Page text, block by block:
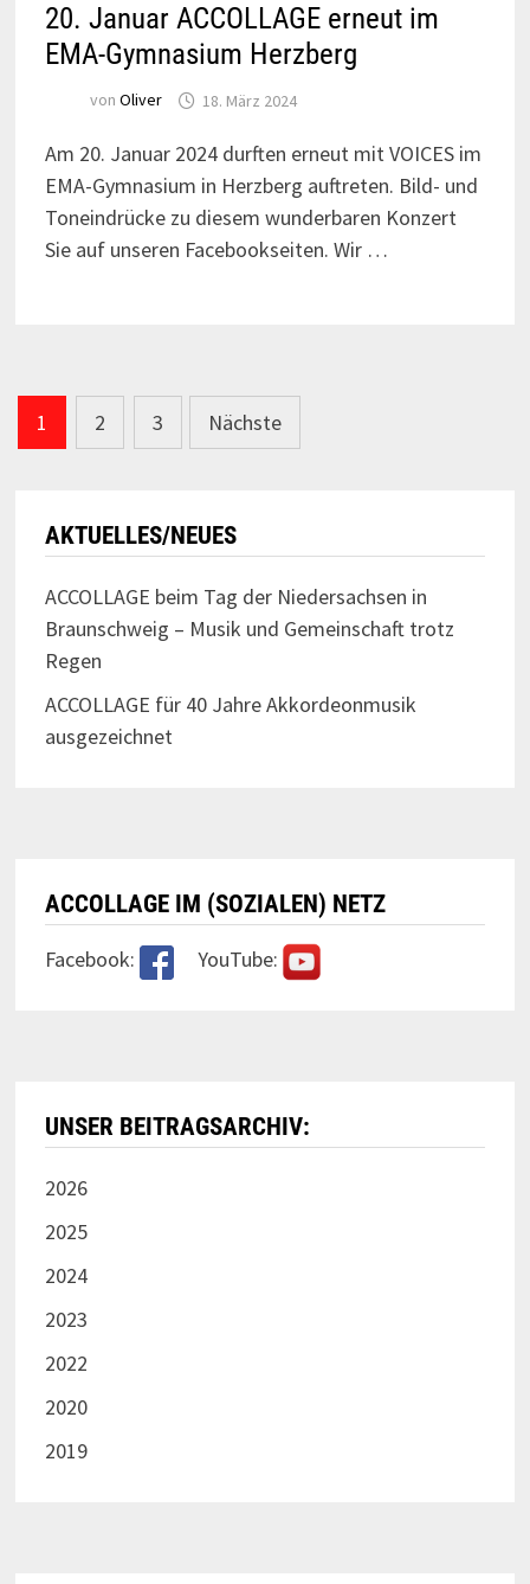
20. Januar ACCOLLAGE erneut im
EMA-Gymnasium Herzberg
von Oliver 18. März 2024
Am 20. Januar 2024 durften erneut mit VOICES im
EMA-Gymnasium in Herzberg auftreten. Bild- und
Toneindrücke zu diesem wunderbaren Konzert
Sie auf unseren Facebookseiten. Wir …
Seitennummerierung
der
1 2 3 Nächste
AKTUELLES/NEUES
ACCOLLAGE beim Tag der Niedersachsen in
Braunschweig – Musik und Gemeinschaft trotz
Regen
ACCOLLAGE für 40 Jahre Akkordeonmusik
ausgezeichnet
ACCOLLAGE IM (SOZIALEN) NETZ
Facebook: YouTube:
UNSER BEITRAGSARCHIV:
2026
2025
2024
2023
2022
2020
2019